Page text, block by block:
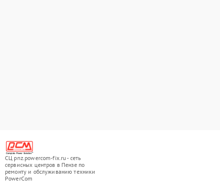
СЦ pnz.powercom-fix.ru - сеть
сервисных центров в Пензе по
ремонту и обслуживанию техники
PowerCom